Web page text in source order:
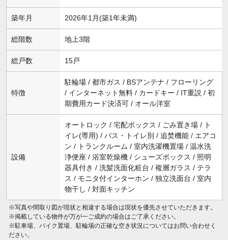
築年月 2026年1月(築1年未満)
総階数 地上3階
総戸数 15戸
特徴
駐輪場 / 都市ガス / BSアンテナ / フローリング
/ インターネット無料 / カードキー / IT重説 / 初
期費用カード決済可 / オール洋室
設備
オートロック / 宅配ボックス / ごみ置き場 / ト
イレ(専用) / バス・トイレ別 / 追焚機能 / エアコ
ン / トランクルーム / 室内洗濯機置場 / 温水洗
浄便座 / 浴室乾燥機 / シューズボックス / 照明
器具付き / 洗髪洗面化粧台 / 複層ガラス / テラ
ス / モニタ付インターホン / 独立洗面台 / 室内
物干し / 対面キッチン
※写真や間取り図が現状と相違する場合は現状を優先させていただきます。
※掲載している物件が万が一ご成約の場合はご了承ください。
※駐車場、バイク置場、駐輪場の正確な空き状況についてはお問い合わせく
ださい。